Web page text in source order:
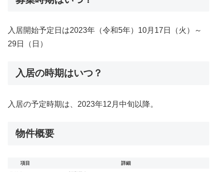
入居開始予定日は2023年（令和5年）10月17日（火）～
29日（日）
入居の時期はいつ？
入居の予定時期は、2023年12月中旬以降。
物件概要
項目 詳細